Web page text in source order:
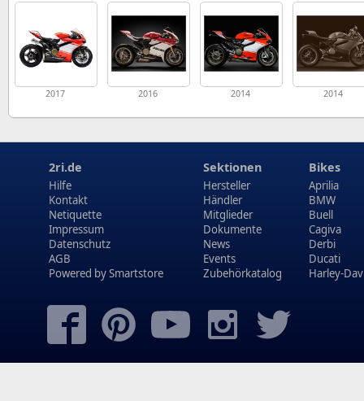
2017 2016 2014 2014
2ri.de
Hilfe
Kontakt
Netiquette
Impressum
Datenschutz
AGB
Powered bySmartstore
Sektionen
Hersteller
Händler
Mitglieder
Dokumente
News
Events
Zubehörkatalog
Bikes
Aprilia
BMW
Buell
Cagiva
Derbi
Ducati
Harley-